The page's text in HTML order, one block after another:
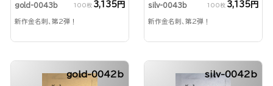
gold-0043b 100枚 3,135円
新作金名刺、第2弾！
silv-0043b 100枚 3,135円
新作金名刺、第2弾！
gold-0042b silv-0042b